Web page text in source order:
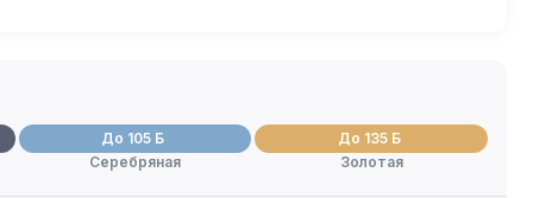
До 105 Б
Серебряная
До 135 Б
Золотая